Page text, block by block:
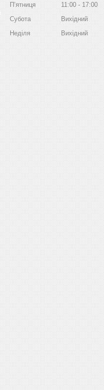
Пʼятниця
11:00
17:00
Субота
Вихідний
Неділя
Вихідний